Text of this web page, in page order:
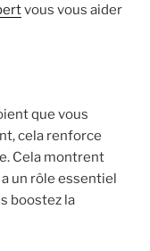
vous vous aider
que vous
cela renforce
Cela montrent
un rôle essentiel
boostez la